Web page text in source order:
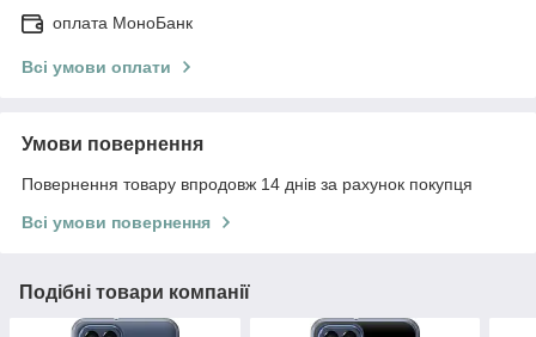
оплата МоноБанк
Всі умови оплати
Умови повернення
Повернення товару впродовж 14 днів за рахунок покупця
Всі умови повернення
Подібні товари компанії